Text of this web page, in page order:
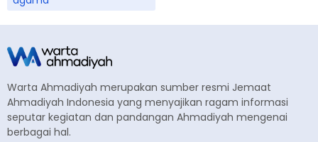
Warta Ahmadiyah merupakan sumber resmi Jemaat
Ahmadiyah Indonesia yang menyajikan ragam informasi
seputar kegiatan dan pandangan Ahmadiyah mengenai
berbagai hal.